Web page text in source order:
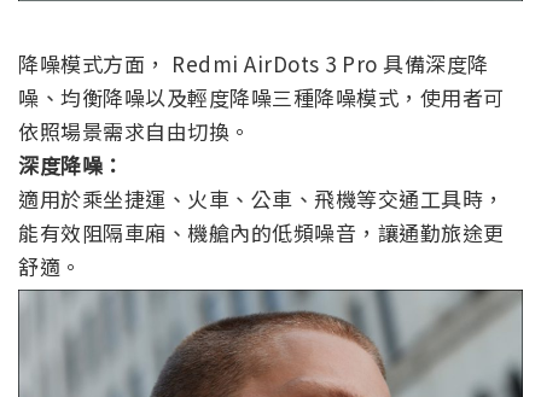
降噪模式方面， Redmi AirDots 3 Pro 具備深度降
噪、均衡降噪以及輕度降噪三種降噪模式，使用者可
依照場景需求自由切換。
深度降噪：
適用於乘坐捷運、火車、公車、飛機等交通工具時，
能有效阻隔車廂、機艙內的低頻噪音，讓通勤旅途更
舒適。